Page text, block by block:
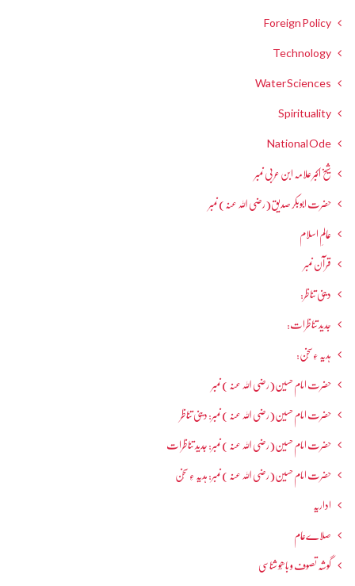
Foreign Policy
Technology
Water Sciences
Spirituality
National Ode
شیخ اکبر علامہ ابن عربی نمبر
حضرت ابوبکر صدیق(رضی اللہ عنہ) نمبر
عالمِ اسلام
قرآن نمبر
دینی تناظر:
جدید تناظرات:
ہدیہ ءِسُخن:
حضرت امام حسین(رضی اللہ عنہ ) نمبر
حضرت امام حسین(رضی اللہ عنہ ) نمبر: دینی تناظر
حضرت امام حسین(رضی اللہ عنہ ) نمبر: جدید تناظرات
حضرت امام حسین(رضی اللہ عنہ ) نمبر: ہدیہ ءِ سُخن
اداریہ
صلاےعام
گوشہ تصوف و باھُو شناسی